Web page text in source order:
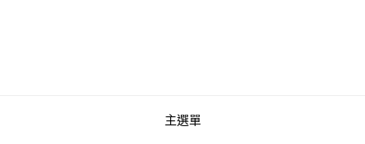
主選單